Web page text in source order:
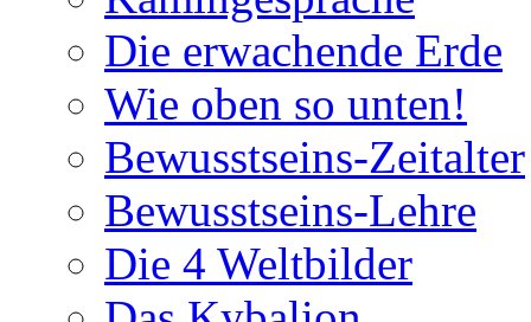
Die erwachende Erde
Wie oben so unten!
Bewusstseins-Zeitalter
Bewusstseins-Lehre
Die 4 Weltbilder